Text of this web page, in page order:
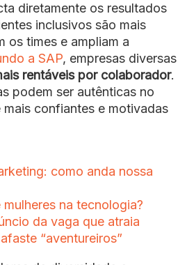
diretamente os resultados
inclusivos são mais
os times e ampliam a
a SAP, empresas diversas
rentáveis por colaborador.
podem ser autênticas no
confiantes e motivadas
como anda nossa
na tecnologia?
da vaga que atraia
“aventureiros”